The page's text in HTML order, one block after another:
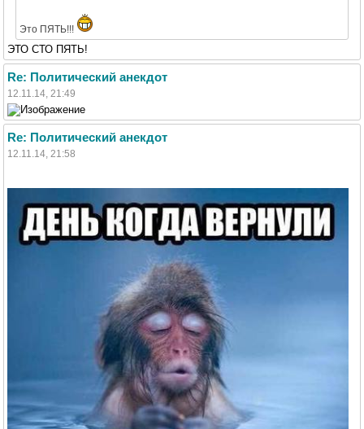
Это ПЯТЬ!!!
ЭТО СТО ПЯТЬ!
Re: Политический анекдот
12.11.14, 21:49
Re: Политический анекдот
12.11.14, 21:58